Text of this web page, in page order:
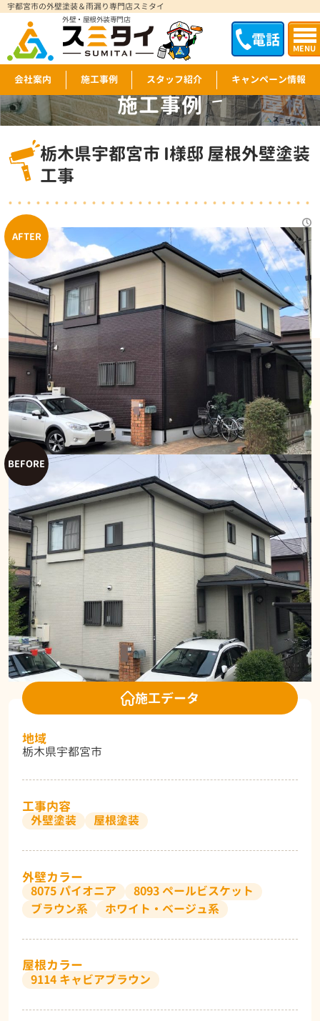
電話 MENU
宇都宮市の外壁塗装＆雨漏り専門店スミタイ
外壁・屋根外装専門店
会社案内 施工事例 スタッフ紹介 キャンペーン情報
施工事例
WORKS
栃木県宇都宮市 I様邸 屋根外壁塗装
工事
施工データ
地域
栃木県宇都宮市
工事内容
外壁塗装 屋根塗装
外壁カラー
8075 パイオニア
8093 ペールビスケット
ブラウン系
ホワイト・ベージュ系
屋根カラー
9114 キャビアブラウン